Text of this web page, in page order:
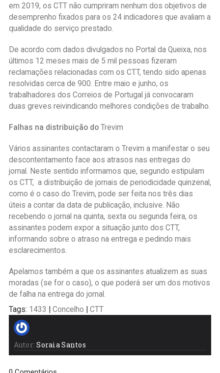
em 2019, os CTT não cumpriram nenhum dos objetivos de
desemprenho fixados para os 24 indicadores que avaliam a
qualidade do serviço prestado.
De acordo com dados divulgados no Portal da Queixa, nos
últimos 12 meses mais de 5 mil pessoas fizeram
reclamações relacionadas com os CTT, tendo sido apenas
resolvidas cerca de 900. Entre maio e junho, os
trabalhadores dos Correios de Portugal já convocaram
duas greves reivindicando melhores condições de trabalho.
Falhas na distribuição do Trevim
Vários assinantes contactaram o Trevim a manifestar o seu
descontentamento face aos atrasos nas entregas do
jornal. Neste sentido informamos que, segundo estipulam
os CTT, a distribuição de jornais de periodicidade quinzenal,
como é o caso do Trevim, pode ser feita nos três dias
úteis a contar da data de publicação, inclusive. Não
recebendo o jornal na quinta, sexta ou segunda feira, os
assinantes podem expor a situação junto dos CTT,
informando sobre o atraso na entrega e pedindo mais
esclarecimentos.
Apelamos também a que os assinantes atualizem as suas
moradas (se for o caso), o que poderá ser um dos motivos
de falha na entrega do jornal.
Tags: 1433 Concelho CTT
Autor: Soraia Santos